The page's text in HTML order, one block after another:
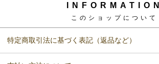
INFORMATION
このショップについて
特定商取引法に基づく表記（返品など）